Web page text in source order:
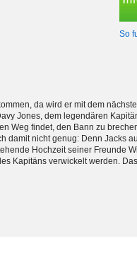
So
da wird er mit dem
Jones, dem legendären
Weg findet, den Bann zu
damit nicht genug: Denn Jacks
Hochzeit seiner Freunde
Kapitäns verwickelt werden.